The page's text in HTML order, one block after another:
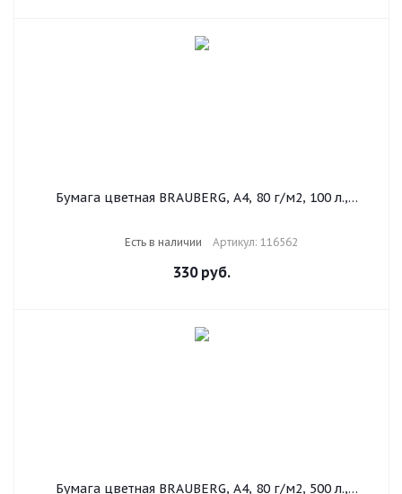
Бумага цветная BRAUBERG, А4, 80 г/м2, 100 л.,
Есть в наличии Артикул: 116562
330руб.
Бумага цветная BRAUBERG, А4, 80 г/м2, 500 л.,